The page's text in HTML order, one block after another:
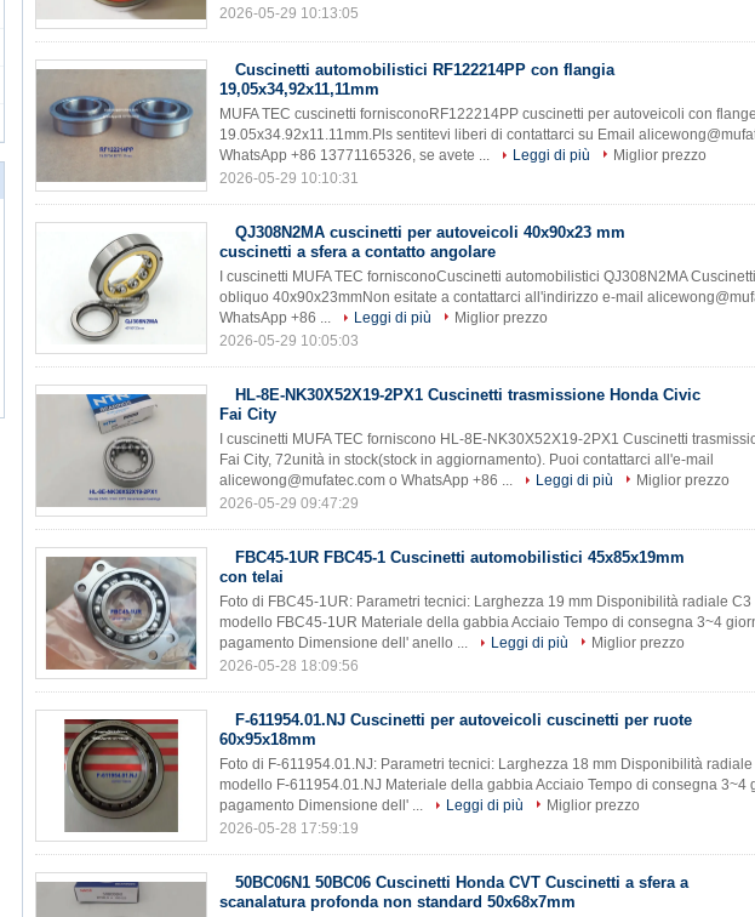
2026-05-29 10:13:05
Cuscinetti automobilistici RF122214PP con flangia
19,05x34,92x11,11mm
MUFA TEC cuscinetti fornisconoRF122214PP cuscinetti per autoveicoli con flange
19.05x34.92x11.11mm.Pls sentitevi liberi di contattarci su Email
WhatsApp +86 13771165326, se avete ...
Leggi di più
Miglior prezzo
2026-05-29 10:10:31
QJ308N2MA cuscinetti per autoveicoli 40x90x23 mm
cuscinetti a sfera a contatto angolare
I cuscinetti MUFA TEC fornisconoCuscinetti automobilistici QJ308N2MA
obliquo 40x90x23mmNon esitate a contattarci all'indirizzo e-mail
WhatsApp +86 ...
Leggi di più
Miglior prezzo
2026-05-29 10:05:03
HL-8E-NK30X52X19-2PX1 Cuscinetti trasmissione Honda Civic
Fai City
I cuscinetti MUFA TEC forniscono HL-8E-NK30X52X19-2PX1 Cuscinetti
Fai City, 72unità in stock(stock in aggiornamento). Puoi contattarci all'e-mail
alicewong@mufatec.com o WhatsApp +86 ...
Leggi di più
Miglior prezzo
2026-05-29 09:47:29
FBC45-1UR FBC45-1 Cuscinetti automobilistici 45x85x19mm
con telai
Foto di FBC45-1UR: Parametri tecnici: Larghezza 19 mm Disponibilità radiale C3
modello FBC45-1UR Materiale della gabbia Acciaio Tempo di consegna 3~4
pagamento Dimensione dell' anello ...
Leggi di più
Miglior prezzo
2026-05-28 18:09:56
F-611954.01.NJ Cuscinetti per autoveicoli cuscinetti per ruote
60x95x18mm
Foto di F-611954.01.NJ: Parametri tecnici: Larghezza 18 mm Disponibilità
modello F-611954.01.NJ Materiale della gabbia Acciaio Tempo di consegna 3~4
pagamento Dimensione dell' ...
Leggi di più
Miglior prezzo
2026-05-28 17:59:19
50BC06N1 50BC06 Cuscinetti Honda CVT Cuscinetti a sfera a
scanalatura profonda non standard 50x68x7mm